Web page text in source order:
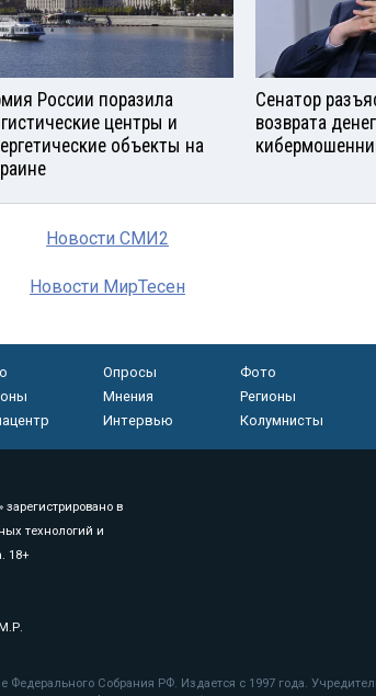
России поразила
центры и
объекты на
Сенатор
возврата
Новости СМИ2
Новости МирТесен
Опросы
Фото
Мнения
Регионы
Интервью Колумнисты
в
технологий и
18+
Федерального Собрания РФ. Издается с 1997 года.